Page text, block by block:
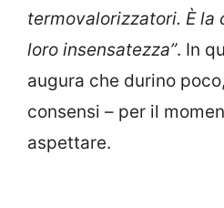
termovalorizzatori. È
loro insensatezza”. In
augura che durino
consensi – per il
aspettare.